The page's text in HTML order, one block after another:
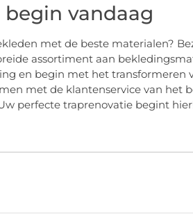
vandaag
met de beste materialen?
assortiment aan
en begin met het transformeren
met de klantenservice van het
perfecte traprenovatie begint